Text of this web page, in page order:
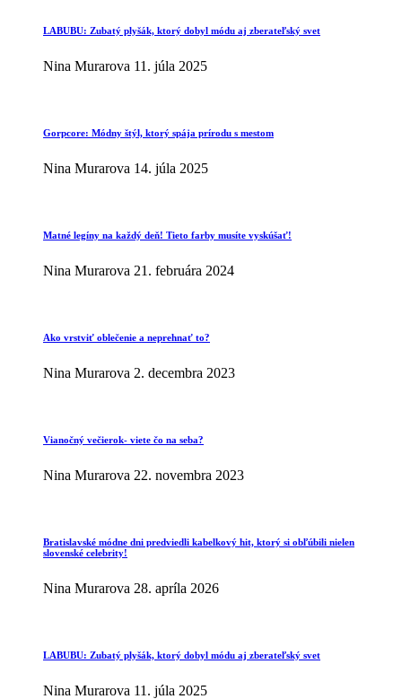
LABUBU: Zubatý plyšák, ktorý dobyl módu aj zberateľský svet
Nina Murarova 11. júla 2025
Gorpcore: Módny štýl, ktorý spája prírodu s mestom
Nina Murarova 14. júla 2025
Matné legíny na každý deň! Tieto farby musíte vyskúšať!
Nina Murarova 21. februára 2024
Ako vrstviť oblečenie a neprehnať to?
Nina Murarova 2. decembra 2023
Vianočný večierok- viete čo na seba?
Nina Murarova 22. novembra 2023
Bratislavské módne dni predviedli kabelkový hit, ktorý si obľúbili nielen
slovenské celebrity!
Nina Murarova 28. apríla 2026
LABUBU: Zubatý plyšák, ktorý dobyl módu aj zberateľský svet
Nina Murarova 11. júla 2025